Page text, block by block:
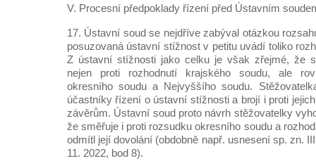
V. Procesní předpoklady řízení před Ústavním
17. Ústavní soud se nejdříve zabýval otázkou
posuzovaná ústavní stížnost v petitu uvádí toliko
Z ústavní stížnosti jako celku je však zřejmé, že
nejen proti rozhodnutí krajského soudu, ale
okresního soudu a Nejvyššího soudu.
účastníky řízení o ústavní stížnosti a brojí i proti
závěrům. Ústavní soud proto návrh stěžovatelky
že směřuje i proti rozsudku okresního soudu a
odmítl její dovolání (obdobně např. usnesení sp. zn.
11. 2022, bod 8).